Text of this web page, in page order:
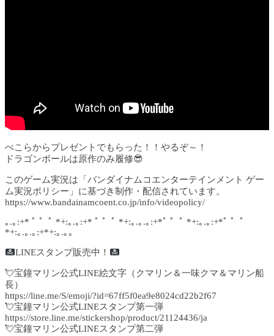
ぺこらからプレゼントでもらった！！やるぞ～！
ドラゴンボールは原作のみ履修😎
このゲーム実況は「バンダイナムコエンターテインメント ゲー
ム実況ポリシー」に基づき制作・配信されています。
https://www.bandainamcoent.co.jp/info/videopolicy/
｡.｡:+* ﾟ ゜ﾟ *+:｡.｡:+* ﾟ ゜ﾟ *+:｡.｡.｡:+*ﾟ ゜ﾟ *+:｡.｡:+*ﾟ ゜ﾟ
*+:｡.｡.｡:+*+:｡.｡｡
LINEスタンプ販売中！
💘宝鐘マリン公式LINE絵文字（クマリン＆一味クマ＆マリン船
長）
https://line.me/S/emoji/?id=67ff5f0ea9e8024cd22b2f67
💘宝鐘マリン公式LINEスタンプ第一弾
https://store.line.me/stickershop/product/21124436/ja
💘宝鐘マリン公式LINEスタンプ第二弾